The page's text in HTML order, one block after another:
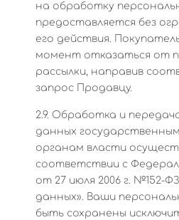
на обработку
предоставляется без
его действия.
момент отказаться от
рассылки, направив
запрос Продавцу.
2.9. Обработка и
данных
органам власти
соответствии с
от 27 июля 2006 г. №152-
данных». Ваши
быть сохранены